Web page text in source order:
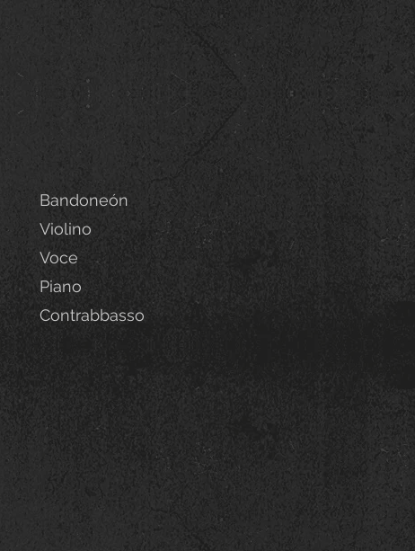
Bandoneón
Violino
Voce
Piano
Contrabbasso